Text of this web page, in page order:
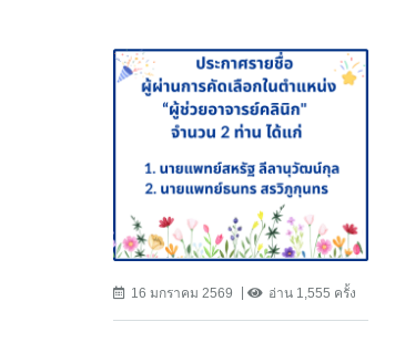
16 มกราคม 2569 อ่าน 1,555 ครั้ง